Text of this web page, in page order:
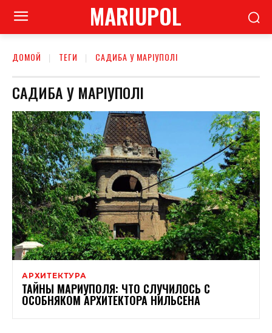
MARIUPOL
ДОМОЙ ТЕГИ САДИБА У МАРІУПОЛІ
САДИБА У МАРІУПОЛІ
АРХИТЕКТУРА
ТАЙНЫ МАРИУПОЛЯ: ЧТО СЛУЧИЛОСЬ С
ОСОБНЯКОМ АРХИТЕКТОРА НИЛЬСЕНА